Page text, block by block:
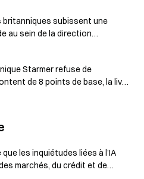
britanniques subissent une
au sein de la direction
Starmer refuse de
de 8 points de base, la livre
les inquiétudes liées à l’IA
marchés, du crédit et de